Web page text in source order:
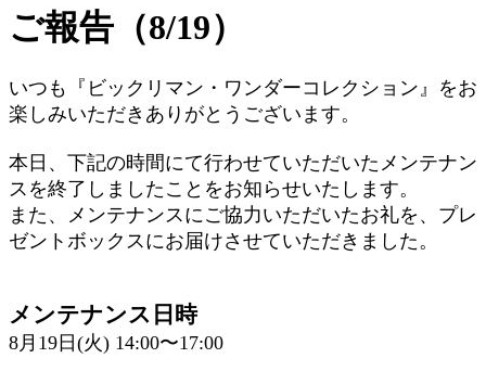
ご報告（8/19）
いつも『ビックリマン・ワンダーコレクション』をお
楽しみいただきありがとうございます。
本日、下記の時間にて行わせていただいたメンテナン
スを終了しましたことをお知らせいたします。
また、メンテナンスにご協力いただいたお礼を、プレ
ゼントボックスにお届けさせていただきました。
メンテナンス日時
8月19日(火) 14:00〜17:00